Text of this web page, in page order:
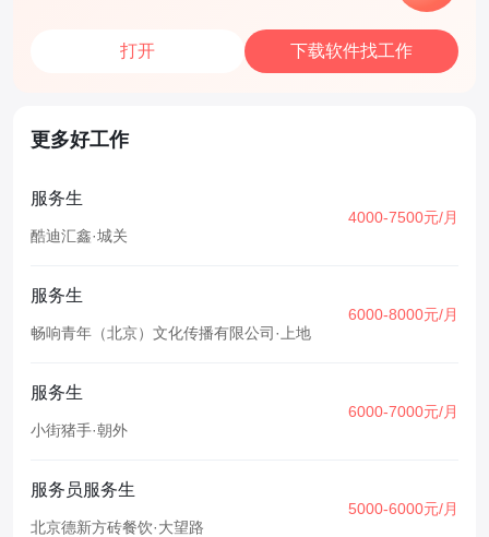
打开 下载软件找工作
更多好工作
服务生
酷迪汇鑫·城关
4000-7500元/月
服务生
畅响青年（北京）文化传播有限公司 · 上地
6000-8000元/月
服务生
小街猪手·朝外
6000-7000元/月
服务员服务生
北京德新方砖餐饮·大望路
5000-6000元/月